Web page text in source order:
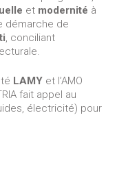
et modernité à
démarche de
, conciliant
LAMY et l’AMO
fait appel au
électricité) pour